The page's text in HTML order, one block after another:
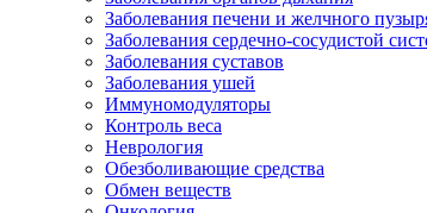
Заболевания печени и желчного
Заболевания сердечно-сосудистой
Заболевания суставов
Заболевания ушей
Иммуномодуляторы
Контроль веса
Неврология
Обезболивающие средства
Обмен веществ